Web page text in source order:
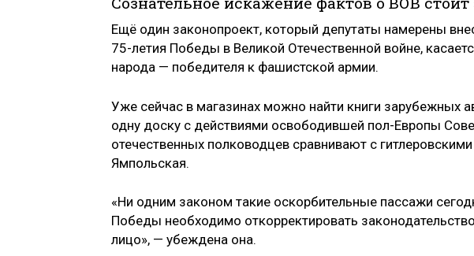
Ещё один законопроект, который депутаты намерены
75-летия Победы в Великой Отечественной войне,
народа — победителя к фашистской армии.
Уже сейчас в магазинах можно найти книги зарубежных
одну доску с действиями освободившей пол-Европы
отечественных полководцев сравнивают с
Ямпольская.
«Ни одним законом такие оскорбительные пассажи
Победы необходимо откорректировать
лицо», — убеждена она.